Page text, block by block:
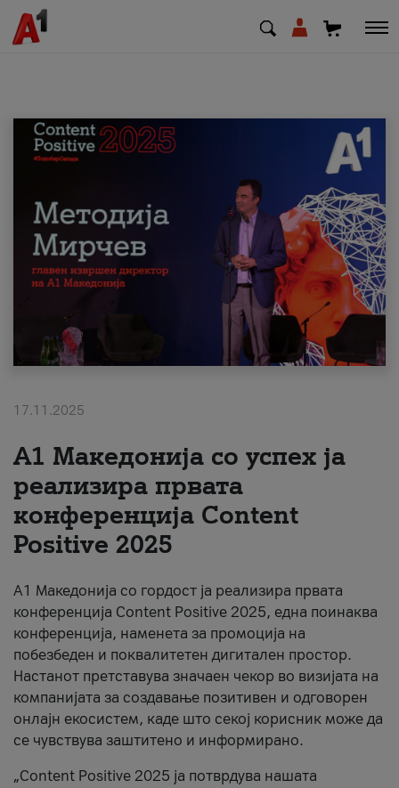
МК EN
Приватни Деловни
Поддршка
Надополни кредит
#ПодобарОнлајн
17.11.2025
А1 Македонија со успех ја
реализира првата
конференција Content
Positive 2025
А1 Македонија со гордост ја реализира првата
конференција Content Positive 2025, една поинаква
конференција, наменета за промоција на
побезбеден и поквалитетен дигитален простор.
Настанот претставува значаен чекор во визијата на
компанијата за создавање позитивен и одговорен
онлајн екосистем, каде што секој корисник може да
се чувствува заштитено и информирано.
„Content Positive 2025 ја потврдува нашата